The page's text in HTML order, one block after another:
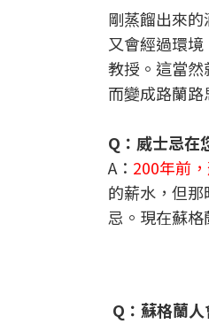
剛蒸餾出來
又會經過環
教授。這當然
而變成路蘭路
Q：威士忌在
A： 200年前
的薪水，但
忌。現在蘇
Q：蘇格蘭